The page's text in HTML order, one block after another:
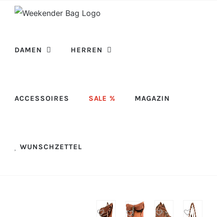
Skip
DAMEN HERREN
ACCESSOIRES SALE % MAGAZIN
WUNSCHZETTEL